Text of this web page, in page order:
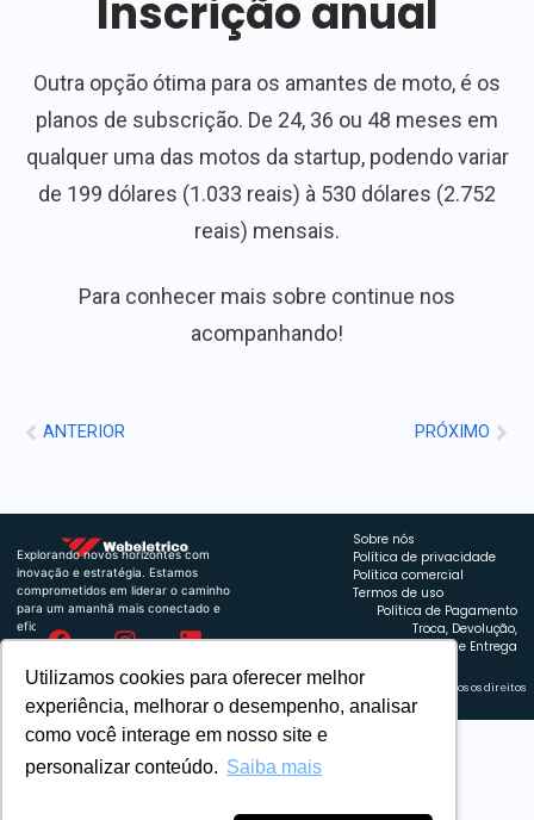
Utilizamos cookies para oferecer melhor
experiência, melhorar o desempenho, analisar
como você interage em nosso site e
personalizar conteúdo. Saiba mais
Inscrição anual
Outra opção ótima para os amantes de moto, é os
planos de subscrição. De 24, 36 ou 48 meses em
qualquer uma das motos da startup, podendo variar
de 199 dólares (1.033 reais) à 530 dólares (2.752
reais) mensais.
Para conhecer mais sobre continue nos
acompanhando!
ANTERIOR PRÓXIMO
Explorando novos horizontes com
inovação e estratégia. Estamos
comprometidos em liderar o caminho
para um amanhã mais conectado e
eficiente.
Sobre nós
Política de privacidade
Política comercial
Termos de uso
Política de Pagamento
Troca, Devolução,
Reembolso e Entrega
Retrocart Veiculos Eletricos LTDA CNPJ: 49.759.389/0001-42 | © 2024 Webeletrico. Todos os direitos
reservados.